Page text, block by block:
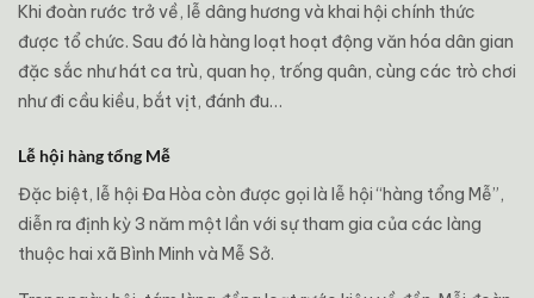
Khi đoàn rước trở về, lễ dâng hương và khai hội chính thức
được tổ chức. Sau đó là hàng loạt hoạt động văn hóa dân gian
đặc sắc như hát ca trù, quan họ, trống quân, cùng các trò chơi
như đi cầu kiều, bắt vịt, đánh đu…
Lễ hội hàng tổng Mễ
Đặc biệt, lễ hội Đa Hòa còn được gọi là lễ hội “hàng tổng Mễ”,
diễn ra định kỳ 3 năm một lần với sự tham gia của các làng
thuộc hai xã Bình Minh và Mễ Sở.